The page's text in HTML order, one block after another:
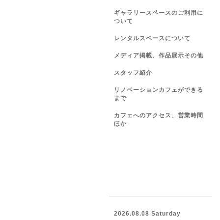
ギャラリースペースのご利用に
ついて
レンタルスペースについて
メディア掲載、作品展示その他
スタッフ紹介
リノベーションカフェができる
まで
カフェへのアクセス、営業時間
ほか
2026.08.08 Saturday